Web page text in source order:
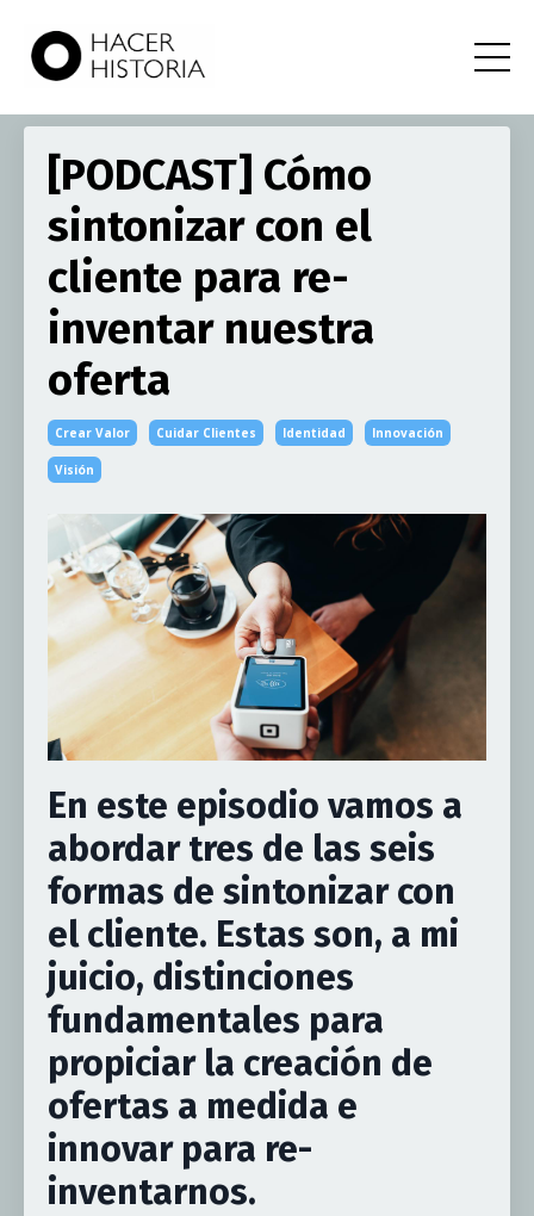
[PODCAST] Cómo
sintonizar con el
cliente para re-
inventar nuestra
oferta
Crear Valor Cuidar Clientes Identidad Innovación
Visión
En este episodio vamos a
abordar tres de las seis
formas de sintonizar con
el cliente. Estas son, a mi
juicio, distinciones
fundamentales para
propiciar la creación de
ofertas a medida e
innovar para re-
inventarnos.